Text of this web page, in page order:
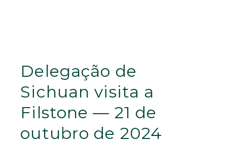
Delegação de
Sichuan visita a
Filstone — 21 de
outubro de 2024